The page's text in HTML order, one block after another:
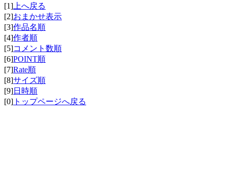
[1] 上へ戻る
[2]おまかせ表示
[3]作品名順
[4]作者順
[5]コメント数順
[6]POINT順
[7]Rate順
[8]サイズ順
[9]日時順
[0] トップページへ戻る